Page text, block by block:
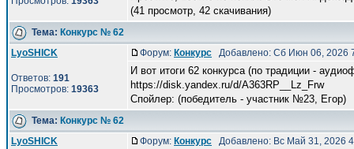
(41 просмотр, 42 скачивания)
Тема: Конкурс № 62
LyoSHICK
Ответов: 191
Просмотров: 19363
Форум: Конкурс Добавлено: Сб Июн 06, 2026
И вот итоги 62 конкурса (по традиции -
https://disk.yandex.ru/d/A363RP__Lz_Frw
Спойлер: (победитель - участник №23, Eгор)
Тема: Конкурс № 62
LyoSHICK
Форум: Конкурс Добавлено: Вс Май 31, 2026